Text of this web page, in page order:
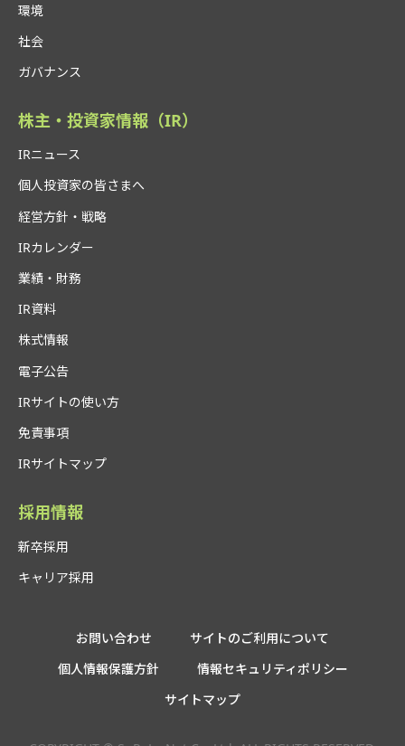
環境
社会
ガバナンス
株主・投資家情報（IR）
IRニュース
個人投資家の皆さまへ
経営方針・戦略
IRカレンダー
業績・財務
IR資料
株式情報
電子公告
IRサイトの使い方
免責事項
IRサイトマップ
採用情報
新卒採用
キャリア採用
お問い合わせ
サイトのご利用について
個人情報保護方針
情報セキュリティポリシー
サイトマップ